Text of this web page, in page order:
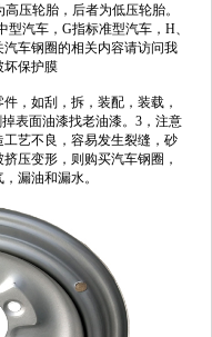
压轮胎，后者为低压轮胎。
汽车，G指标准型汽车，H、
车钢圈的相关内容请访问我
坏保护膜
，如刮，拆，装配，装载，
表面油漆找老油漆。3，注意
艺不良，容易发生裂缝，砂
压变形，则购买汽车钢圈，
漏油和漏水。